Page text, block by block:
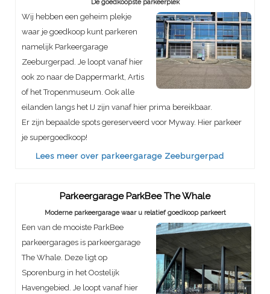
De goedkoopste parkeerplek
Wij hebben een geheim plekje
waar je goedkoop kunt parkeren
namelijk Parkeergarage
Zeeburgerpad. Je loopt vanaf hier
ook zo naar de Dappermarkt, Artis
of het Tropenmuseum. Ook alle
eilanden langs het IJ zijn vanaf hier prima bereikbaar.
Er zijn bepaalde spots gereserveerd voor Myway. Hier parkeer
je supergoedkoop!
Lees meer over parkeergarage Zeeburgerpad
Parkeergarage ParkBee The Whale
Moderne parkeergarage waar u relatief goedkoop parkeert
Een van de mooiste ParkBee
parkeergarages is parkeergarage
The Whale. Deze ligt op
Sporenburg in het Oostelijk
Havengebied. Je loopt vanaf hier